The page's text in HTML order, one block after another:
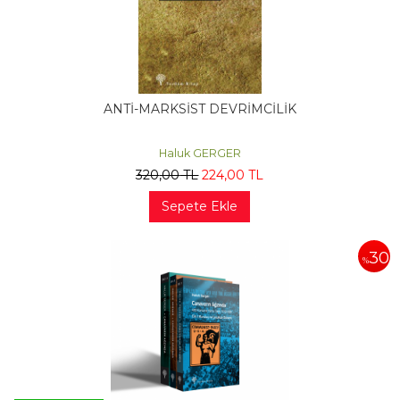
ANTİ-MARKSİST DEVRİMCİLİK
Haluk GERGER
320,00TL 224,00 TL
Sepete Ekle
%30